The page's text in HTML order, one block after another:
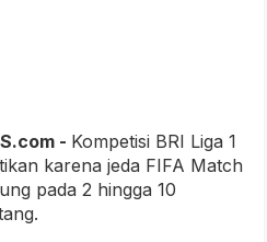
- Kompetisi BRI Liga 1
karena jeda FIFA Match
pada 2 hingga 10